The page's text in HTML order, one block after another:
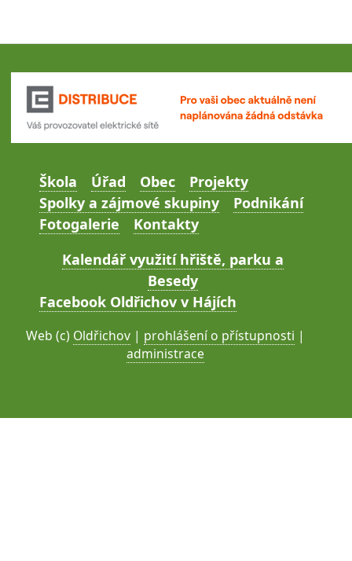
Škola Úřad Obec
Projekty
Spolky a zájmové skupiny
Podnikání
Fotogalerie
Kontakty
Kalendář využití hřiště, parku a
Besedy
Facebook Oldřichov v Hájích
Web (c) Oldřichov | prohlášení o přístupnosti |
administrace